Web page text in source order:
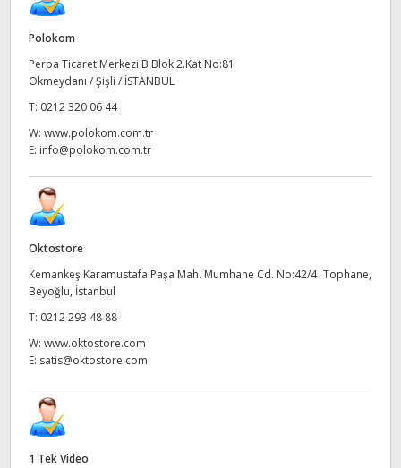
South Africa
Spain
Chinese Taipei
Ukraine
United Kingdom
United States
Polokom
Perpa Ticaret Merkezi B Blok 2.Kat No:81
Okmeydanı / Şişli / İSTANBUL
T: 0212 320 06 44
W: www.polokom.com.tr
E: info@polokom.com.tr
Oktostore
Kemankeş Karamustafa Paşa Mah. Mumhane Cd. No:42/4 Tophane,
Beyoğlu, İstanbul
T: 0212 293 48 88
W: www.oktostore.com
E: satis@oktostore.com
1 Tek Video